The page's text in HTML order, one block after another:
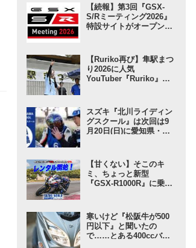
スズキ乗り突撃インタビ
ュー】
【続報】第3回『GSX-
S/Rミーティング2026』
特設サイトがオープン！
リーム」な……!? 【スズ
キのバイク！ のイベント
ニュース】
【Ruriko再び】隼駅まつ
り2026に人気
YouTuber『Ruriko』さ
ク！ のイベントニュー
ス】
スズキ『北川ライディン
グスクール』は次回は9
月20日(日)に愛知県・豊
のバイク！ のイベントニ
ュース】
【甘くない】そこのキ
ミ、ちょっと新型
『GSX-R1000R』に乗っ
誘いが気軽に見えてガチ
だった……【スズキのバ
イク！ の耳よりニュー
ス】
寒いけど『松阪牛が500
円以下』と聞いたの
で……とある400ccバイ